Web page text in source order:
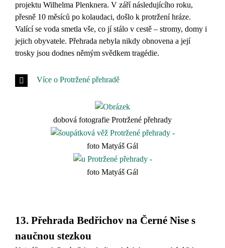
projektu Wilhelma Plenknera. V září následujícího roku,
přesně 10 měsíců po kolaudaci, došlo k protržení hráze.
Valící se voda smetla vše, co jí stálo v cestě – stromy, domy i
jejich obyvatele. Přehrada nebyla nikdy obnovena a její
trosky jsou dodnes němým svědkem tragédie.
Více o Protržené přehradě
dobová fotografie Protržené přehrady
foto Matyáš Gál
foto Matyáš Gál
13. Přehrada Bedřichov na Černé Nise s
naučnou stezkou